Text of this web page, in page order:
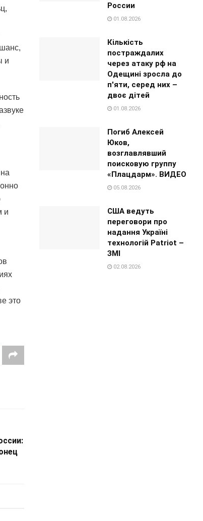
и
и
это
России
01.08.2026
Кількість
постраждалих
через атаку рф на
Одещині зросла до
п'яти, серед них –
двоє дітей
01.08.2026
Погиб Алексей
Юков,
возглавлявший
поисковую группу
«Плацдарм». ВИДЕО
05.08.2026
США ведуть
переговори про
надання Україні
технологій Patriot –
ЗМІ
02.08.2026